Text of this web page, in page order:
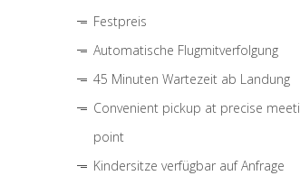
Festpreis
Automatische Flugmitverfolgung
45 Minuten Wartezeit ab Landung
Convenient pickup at precise
point
Kindersitze verfügbar auf Anfrage